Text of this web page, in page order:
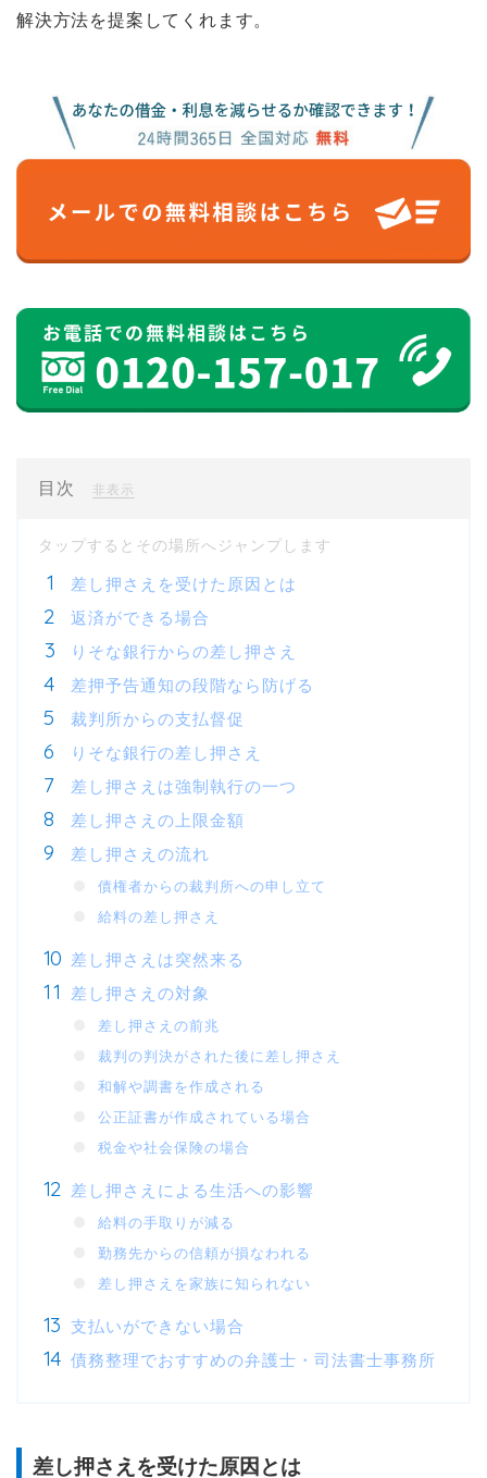
解決方法を提案してくれます。
目次 非表示
差し押さえを受けた原因とは
返済ができる場合
りそな銀行からの差し押さえ
差押予告通知の段階なら防げる
裁判所からの支払督促
りそな銀行の差し押さえ
差し押さえは強制執行の一つ
差し押さえの上限金額
差し押さえの流れ
債権者からの裁判所への申し立て
給料の差し押さえ
差し押さえは突然来る
差し押さえの対象
差し押さえの前兆
裁判の判決がされた後に差し押さえ
和解や調書を作成される
公正証書が作成されている場合
税金や社会保険の場合
差し押さえによる生活への影響
給料の手取りが減る
勤務先からの信頼が損なわれる
差し押さえを家族に知られない
支払いができない場合
債務整理でおすすめの弁護士・司法書士事務所
差し押さえを受けた原因とは